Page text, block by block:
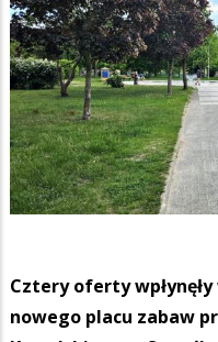
Cztery oferty
nowego placu zabaw